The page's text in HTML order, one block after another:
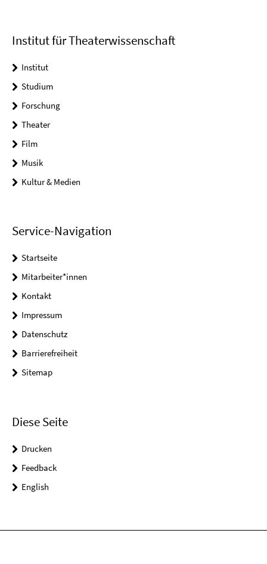
Institut für Theaterwissenschaft
Institut
Studium
Forschung
Theater
Film
Musik
Kultur & Medien
Service-Navigation
Startseite
Mitarbeiter*innen
Kontakt
Impressum
Datenschutz
Barrierefreiheit
Sitemap
Diese Seite
Drucken
Feedback
English